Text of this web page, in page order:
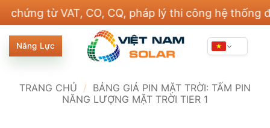
nội
dung
từ VAT, CO, CQ, pháp lý thi công hệ thống điện
Năng Lực
TRANG CHỦ / BẢNG GIÁ PIN MẶT TRỜI: TẤM PIN
NĂNG LƯỢNG MẶT TRỜI TIER 1